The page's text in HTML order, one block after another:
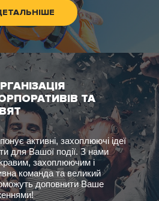
ТА
активні, захоплюючі ідеї
для Вашої події. З нами
захоплюючим і
команда та великий
доповнити Ваше